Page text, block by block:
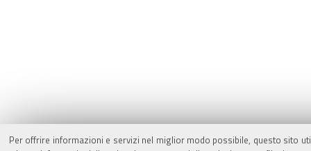
Per offrire informazioni e servizi nel miglior modo possibile, questo sito